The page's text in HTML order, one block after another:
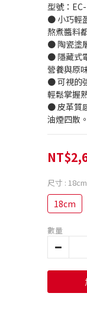
型號：
● 小巧輕
熬煮醬料
● 陶瓷塗
● 隱藏式
營養與原
● 可視的
輕鬆掌握
● 皮革質
油煙四散。
尺寸 : 18cm
18cm
數量